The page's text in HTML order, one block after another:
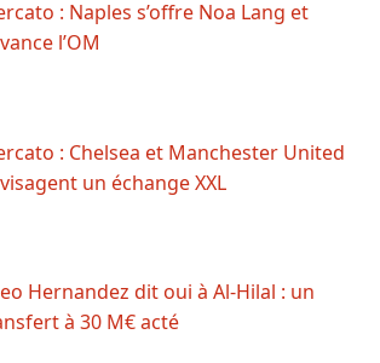
: Naples s’offre Noa Lang et
l’OM
: Chelsea et Manchester United
un échange XXL
Hernandez dit oui à Al-Hilal : un
à 30 M€ acté